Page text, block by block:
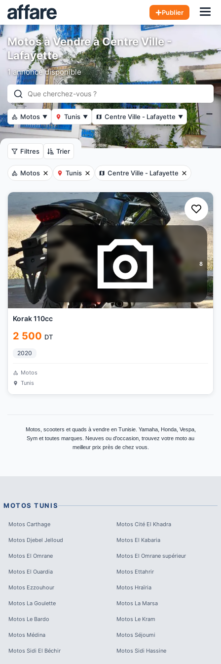
Publier
Motos à Vendre à Centre Ville -
Lafayette
1 annonce disponible
Motos ▼ Tunis ▼ Centre Ville - Lafayette ▼
Filtres Trier
Motos Tunis Centre Ville - Lafayette
8
Korak 110cc
2 500 DT
2020
Motos
Tunis
Motos, scooters et quads à vendre en Tunisie. Yamaha, Honda, Vespa,
Sym et toutes marques. Neuves ou d'occasion, trouvez votre moto au
meilleur prix près de chez vous.
MOTOS TUNIS
Motos Carthage Motos Cité El Khadra
Motos Djebel Jelloud Motos El Kabaria
Motos El Omrane Motos El Omrane supérieur
Motos El Ouardia Motos Ettahrir
Motos Ezzouhour Motos Hraïria
Motos La Goulette Motos La Marsa
Motos Le Bardo Motos Le Kram
Motos Médina Motos Séjoumi
Motos Sidi El Béchir Motos Sidi Hassine